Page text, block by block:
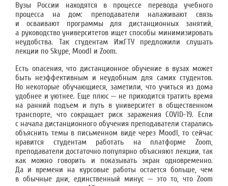
Вузы России находятся в процессе перевода учебного
процесса на дом: преподаватели налаживают связь
и осваивают программы для дистанционных занятий,
а руководство университетов ищет способы минимизировать
неудобства. Так студентам ИжГТУ предложили слушать
лекции по Skype, Moodl и Zoom.
Есть опасения, что дистанционное обучение в вузах может
быть неэффективным и неудобным для самих студентов.
Но некоторые обучающиеся, заметили, что учиться из дома
удобнее и уютнее. Еще плюс — не приходится тратить время
на ранний подъем и путь в университет в общественном
транспорте, что сокращает риск заражения COVID-19. Если
с начала дистанционного обучения преподаватели старались
объяснить темы в письменном виде через Moodl, то сейчас
нравится студентам работать на платформе Zoom,
преподаватели достаточно популярно объясняют лекции, так
как можно говорить и показывать экран одновременно.
Да и времени на курсовые работы остается больше, чем
в обычные дни, единственный минус — это то, что Zoom